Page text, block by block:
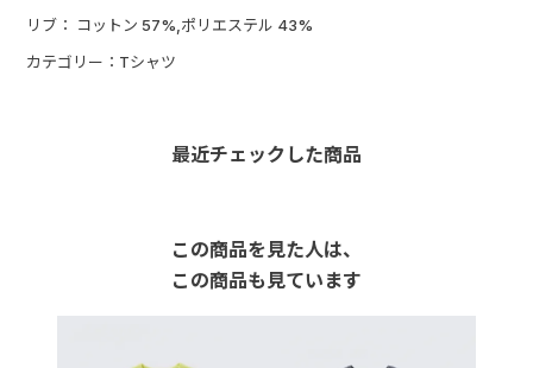
リブ： コットン 57%,ポリエステル 43%
カテゴリー：Tシャツ
最近チェックした商品
この商品を見た人は、
この商品も見ています